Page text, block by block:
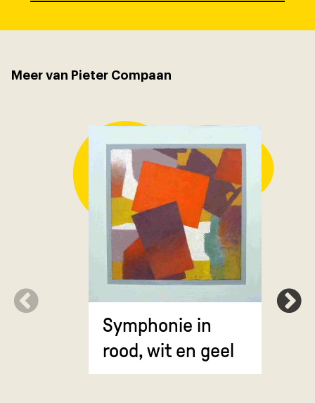
Meer van Pieter Compaan
Symphonie in
rood, wit en geel